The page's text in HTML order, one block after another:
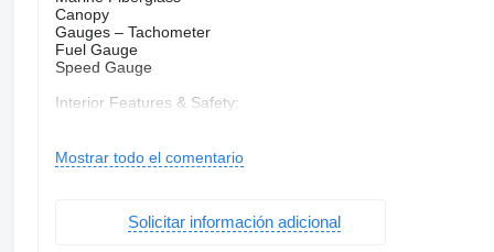
Canopy
Gauges – Tachometer
Fuel Gauge
Speed Gauge
Interior Features & Safety:
Cabin Light
Navigation System GPS with Transducer & Radar Dome
Mostrar todo el comentario
Solicitar información adicional